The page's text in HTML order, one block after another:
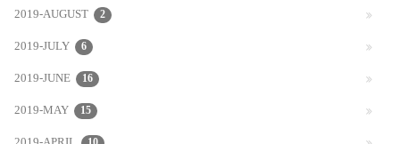
2019-AUGUST 2
2019-JULY 6
2019-JUNE 16
2019-MAY 15